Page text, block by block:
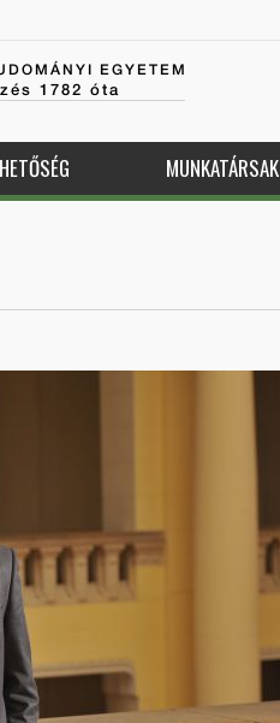
EGYETEM
1782 óta
MUNKATÁRSAK